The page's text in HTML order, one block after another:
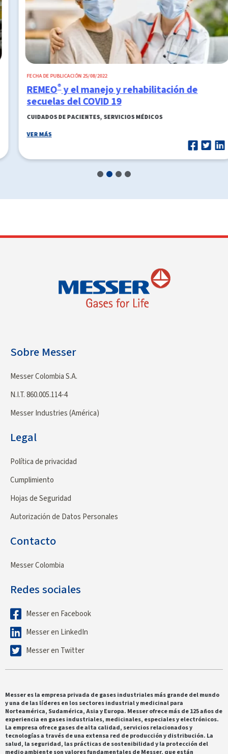
FECHA DE PUBLICACIÓN 25/08/2022
REMEO®y el manejo y rehabilitación de
secuelas del COVID 19
CUIDADOS DE PACIENTES,SERVICIOS MÉDICOS
VER MÁS
4
Sobre Messer
Messer Colombia S.A.
N.I.T. 860.005.114-4
Messer Industries (América)
Legal
Política de privacidad
Cumplimiento
Hojas de Seguridad
Autorización de Datos Personales
Contacto
Messer Colombia
Redes sociales
Messer en Facebook
Messer en LinkedIn
Messer en Twitter
Messer es la empresa privada de gases industriales más grande del mundo
y una de las líderes en los sectores industrial y medicinal para
Norteamérica, Sudamérica, Asia y Europa. Messer ofrece más de 125 años de
experiencia en gases industriales, medicinales, especiales y electrónicos.
La empresa ofrece gases de alta calidad, servicios relacionados y
tecnologías a través de una extensa red de producción y distribución. La
salud, la seguridad, las prácticas de sostenibilidad y la protección del
medio ambiente son valores fundamentales de Messer, que están